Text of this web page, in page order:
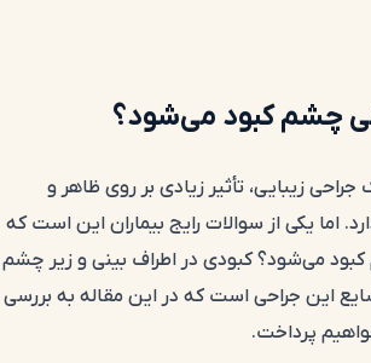
چشم کبود می‌شود؟
زیبایی، تأثیر زیادی بر روی ظاهر و
اما یکی از سوالات رایج بیماران این است که
می‌شود؟ کبودی در اطراف بینی و زیر چشم
این جراحی است که در این مقاله به بررسی
پرداخت.